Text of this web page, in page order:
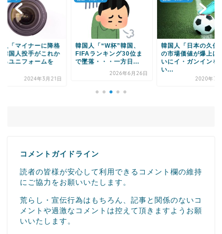
Powered by livedoor 相互RSS
「マイナーに降格
国人投手がこれか
ユニフォームを
2024年3月21日
韓国人「“W杯”韓国、
FIFAランキング30位ま
で墜落・・・一方日...
2026年6月26日
韓国人「日本の久保
の市場価値が爆上げ
いにイ・ガンインを抜
い...
2020年7月
コメントガイドライン
読者の皆様が安心して利用できるコメント欄の維持
にご協力をお願いいたします。
荒らし・宣伝行為はもちろん、記事と関係のないコ
メントや過激なコメントは控えて頂きますようお願
いいたします。